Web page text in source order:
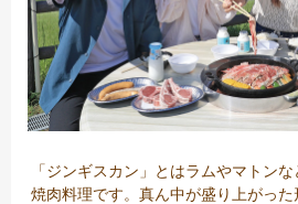
「ジンギスカン」とはラムやマトン
焼肉料理です。真ん中が盛り上がっ